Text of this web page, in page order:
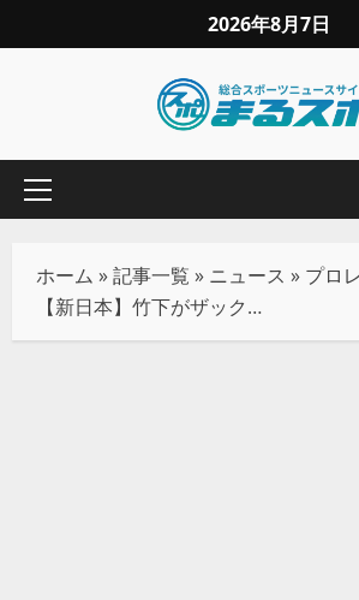
2026年8月7日
ホーム »記事一覧 » ニュース » プロ
【新日本】竹下がザックとの激闘を制しIWGP世界王座初戴冠！ 後藤が挑戦表明